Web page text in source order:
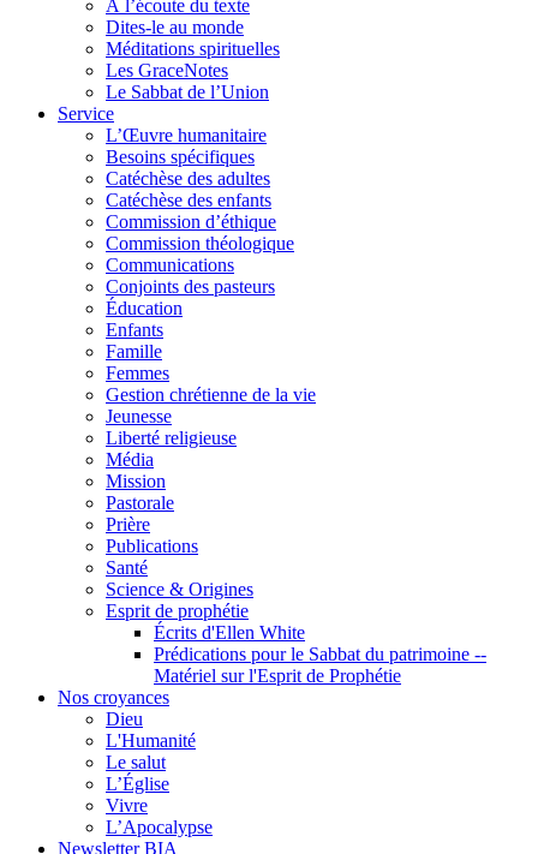
À l’écoute du texte
Dites-le au monde
Méditations spirituelles
Les GraceNotes
Le Sabbat de l’Union
Service
L’Œuvre humanitaire
Besoins spécifiques
Catéchèse des adultes
Catéchèse des enfants
Commission d’éthique
Commission théologique
Communications
Conjoints des pasteurs
Éducation
Enfants
Famille
Femmes
Gestion chrétienne de la vie
Jeunesse
Liberté religieuse
Média
Mission
Pastorale
Prière
Publications
Santé
Science & Origines
Esprit de prophétie
Écrits d'Ellen White
Prédications pour le Sabbat du patrimoine --
Matériel sur l'Esprit de Prophétie
Nos croyances
Dieu
L'Humanité
Le salut
L’Église
Vivre
L’Apocalypse
Newsletter BIA